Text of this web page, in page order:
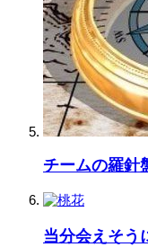
チームの羅針
当分会えそう